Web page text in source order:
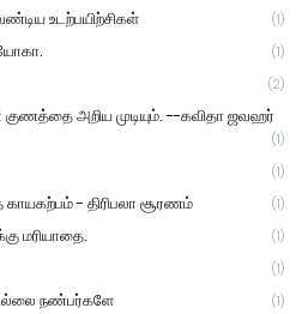
உடற்பயிற்சிகள் (1)
(1)
(2)
குணத்தை அறிய முடியும். --கவிதா ஜவஹர்
(1)
(1)
- திரிபலா சூரணம் (1)
மரியாதை. (1)
(1)
நண்பர்களே (1)